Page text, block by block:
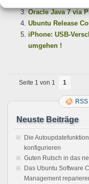
Oracle Java 7 via
Ubuntu Release
iPhone: USB-
umgehen !
Seite 1 von 1 1
Neuste Beiträge
Die
konfigurieren
Guten Rutsch in das
Das Ubuntu Software
Management